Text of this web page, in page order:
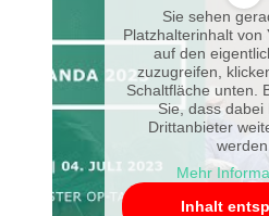
Sie sehen
Platzhalterinhalt von
auf den
zuzugreifen,
Schaltfläche unten.
Sie, dass dabei
Drittanbieter
werden.
Mehr
Inhalt